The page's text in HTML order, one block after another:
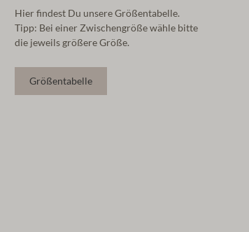
Hier findest Du unsere Größentabelle.
Tipp: Bei einer Zwischengröße wähle bitte
die jeweils größere Größe.
Größentabelle